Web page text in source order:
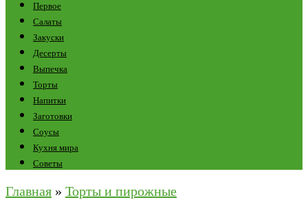
Первое
Салаты
Закуски
Десерты
Выпечка
Торты
Напитки
Заготовки
Соусы
Кухня мира
Советы
Главная » Торты и пирожные